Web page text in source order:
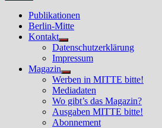
Publikationen
Berlin-Mitte
Kontakt
Untermenü
anzeigen
Datenschutzerklärung
Impressum
Magazin
Untermenü
anzeigen
Werben in MITTE bitte!
Mediadaten
Wo gibt’s das Magazin?
Ausgaben MITTE bitte!
Abonnement